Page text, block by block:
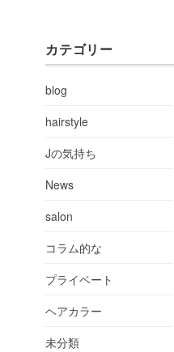
カテゴリー
blog
hairstyle
Jの気持ち
News
salon
コラム的な
プライベート
ヘアカラー
未分類